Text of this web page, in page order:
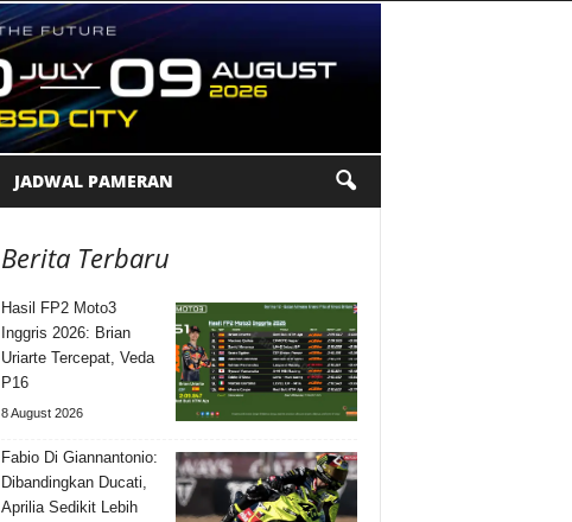
JADWAL PAMERAN
Berita Terbaru
Hasil FP2 Moto3
Inggris 2026: Brian
Uriarte Tercepat, Veda
P16
8 August 2026
Fabio Di Giannantonio:
Dibandingkan Ducati,
Aprilia Sedikit Lebih